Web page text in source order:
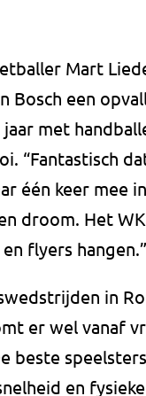
Mart
Bosch een
met
“Fantastisch
één keer mee
droom. Het
flyers hangen.”
in
er wel vanaf
beste
en